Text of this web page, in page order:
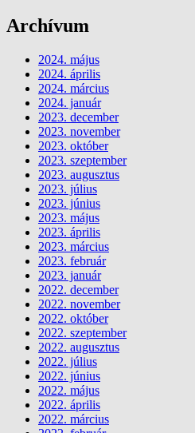
Archívum
2024. május
2024. április
2024. március
2024. január
2023. december
2023. november
2023. október
2023. szeptember
2023. augusztus
2023. július
2023. június
2023. május
2023. április
2023. március
2023. február
2023. január
2022. december
2022. november
2022. október
2022. szeptember
2022. augusztus
2022. július
2022. június
2022. május
2022. április
2022. március